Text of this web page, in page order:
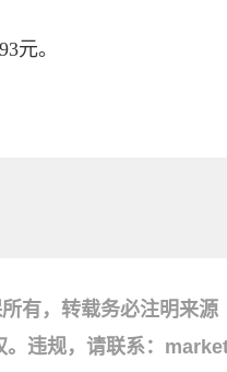
元。
有，转载务必注明来源
。违规，请联系：